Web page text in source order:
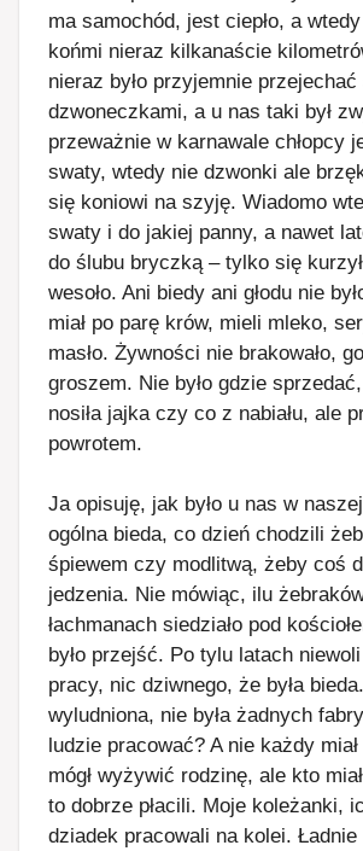
ma samochód, jest ciepło, a
końmi nieraz kilkanaście
nieraz było przyjemnie
dzwoneczkami, a u nas taki był
przeważnie w karnawale chłopcy
swaty, wtedy nie dzwonki ale
się koniowi na szyję. Wiadomo
swaty i do jakiej panny, a nawet
do ślubu bryczką – tylko się
wesoło. Ani biedy ani głodu nie
miał po parę krów, mieli mleko,
masło. Żywności nie brakowało,
groszem. Nie było gdzie
nosiła jajka czy co z nabiału, ale
powrotem.
Ja opisuję, jak było u nas w
ogólna bieda, co dzień chodzili
śpiewem czy modlitwą, żeby coś
jedzenia. Nie mówiąc, ilu
łachmanach siedziało pod
było przejść. Po tylu latach niewoli
pracy, nic dziwnego, że była
wyludniona, nie była żadnych
ludzie pracować? A nie każdy
mógł wyżywić rodzinę, ale kto
to dobrze płacili. Moje koleżanki,
dziadek pracowali na kolei. Ładnie